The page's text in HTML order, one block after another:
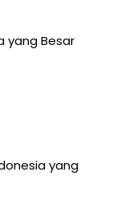
yang Besar
yang